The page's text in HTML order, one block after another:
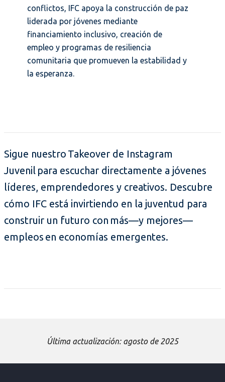
conflictos, IFC apoya la construcción de paz
liderada por jóvenes mediante
financiamiento inclusivo, creación de
empleo y programas de resiliencia
comunitaria que promueven la estabilidad y
la esperanza.
Sigue nuestro Takeover de Instagram
Juvenil para escuchar directamente a jóvenes
líderes, emprendedores y creativos. Descubre
cómo IFC está invirtiendo en la juventud para
construir un futuro con más—y mejores—
empleos en economías emergentes.
Última actualización: agosto de 2025